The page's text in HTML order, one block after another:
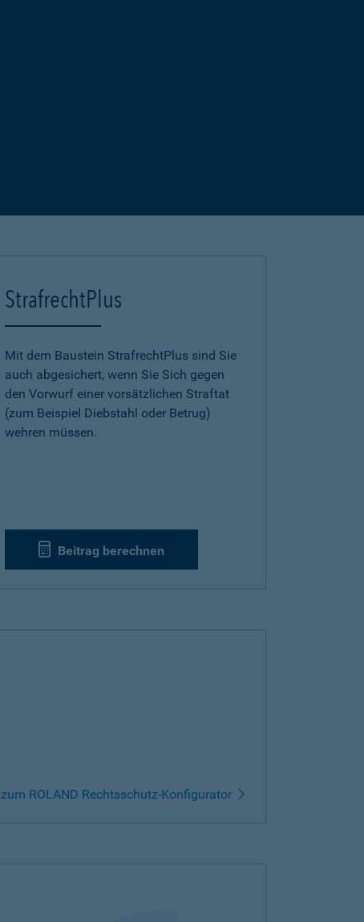
StrafrechtPlus
Mit dem Baustein StrafrechtPlus sind Sie
auch abgesichert, wenn Sie Sich gegen
den Vorwurf einer vorsätzlichen Straftat
(zum Beispiel Diebstahl oder Betrug)
wehren müssen.
Beitrag berechnen
zum ROLAND Rechtsschutz-Konfigurator